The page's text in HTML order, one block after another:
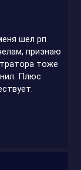
шел рп
признаю
тоже
Плюс